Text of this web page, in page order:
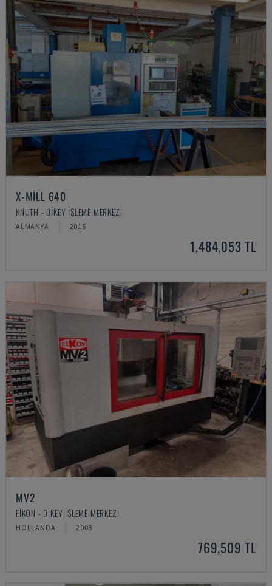
X-MILL 640
KNUTH - DIKEY İŞLEME MERKEZI
ALMANYA 2015
1,484,053 TL
MV2
EIKON - DIKEY İŞLEME MERKEZI
HOLLANDA 2003
769,509 TL